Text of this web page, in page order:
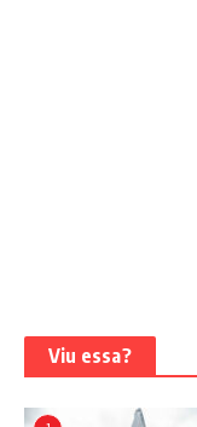
Viu essa?